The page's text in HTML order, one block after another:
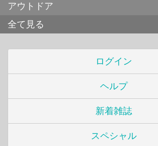
アウトドア
全て見る
ログイン
ヘルプ
新着雑誌
スペシャル